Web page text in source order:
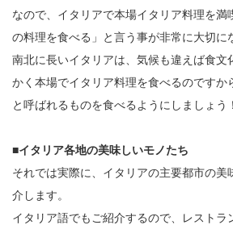
なので、イタリアで本場イタリア料理を満
の料理を食べる」と言う事が非常に大切に
南北に長いイタリアは、気候も違えば食文
かく本場でイタリア料理を食べるのですか
と呼ばれるものを食べるようにしましょう！
■イタリア各地の美味しいモノたち
それでは実際に、イタリアの主要都市の美
介します。
イタリア語でもご紹介するので、レストラ